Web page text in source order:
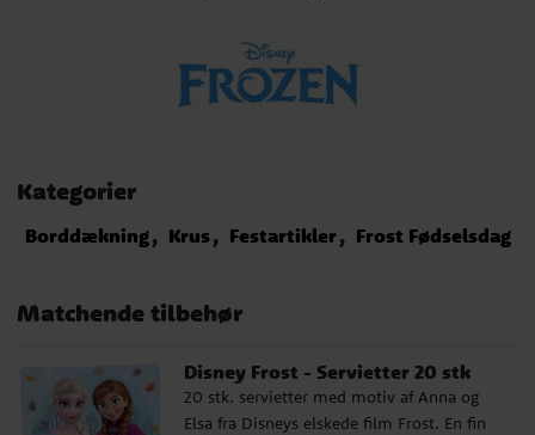
Kategorier
Borddækning Krus Festartikler Frost Fødselsdag
Matchende tilbehør
Disney Frost - Servietter 20 stk
20 stk. servietter med motiv af Anna og
Elsa fra Disneys elskede film Frost. En fin